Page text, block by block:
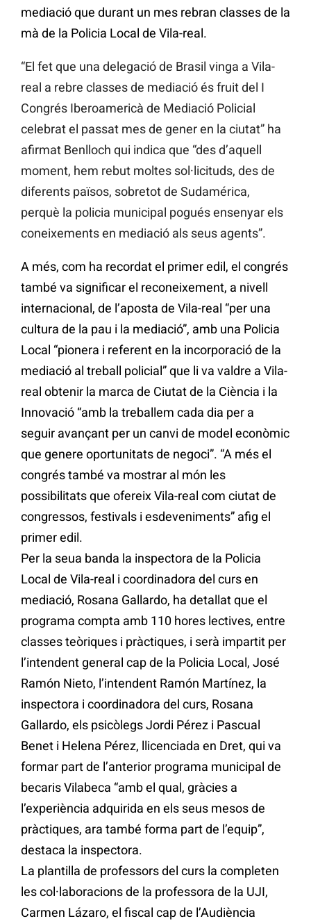
mediació que durant un mes rebran classes de la
mà de la Policia Local de Vila-real.
“El fet que una delegació de Brasil vinga a Vila-
real a rebre classes de mediació és fruit del I
Congrés Iberoamericà de Mediació Policial
celebrat el passat mes de gener en la ciutat” ha
afirmat Benlloch qui indica que “des d’aquell
moment, hem rebut moltes sol·licituds, des de
diferents països, sobretot de Sudamérica,
perquè la policia municipal pogués ensenyar els
coneixements en mediació als seus agents”.
A més, com ha recordat el primer edil, el congrés
també va significar el reconeixement, a nivell
internacional, de l’aposta de Vila-real “per una
cultura de la pau i la mediació”, amb una Policia
Local “pionera i referent en la incorporació de la
mediació al treball policial” que li va valdre a Vila-
real obtenir la marca de Ciutat de la Ciència i la
Innovació “amb la treballem cada dia per a
seguir avançant per un canvi de model econòmic
que genere oportunitats de negoci”. “A més el
congrés també va mostrar al món les
possibilitats que ofereix Vila-real com ciutat de
congressos, festivals i esdeveniments” afig el
primer edil.
Per la seua banda la inspectora de la Policia
Local de Vila-real i coordinadora del curs en
mediació, Rosana Gallardo, ha detallat que el
programa compta amb 110 hores lectives, entre
classes teòriques i pràctiques, i serà impartit per
l’intendent general cap de la Policia Local, José
Ramón Nieto, l’intendent Ramón Martínez, la
inspectora i coordinadora del curs, Rosana
Gallardo, els psicòlegs Jordi Pérez i Pascual
Benet i Helena Pérez, llicenciada en Dret, qui va
formar part de l’anterior programa municipal de
becaris Vilabeca “amb el qual, gràcies a
l’experiència adquirida en els seus mesos de
pràctiques, ara també forma part de l’equip”,
destaca la inspectora.
La plantilla de professors del curs la completen
les col·laboracions de la professora de la UJI,
Carmen Lázaro, el fiscal cap de l’Audiència